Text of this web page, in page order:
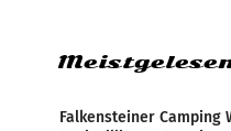
Falkensteiner